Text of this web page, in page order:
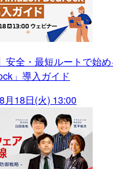
安全・最短ルートで始
」導入ガイド
月18日(火) 13:00